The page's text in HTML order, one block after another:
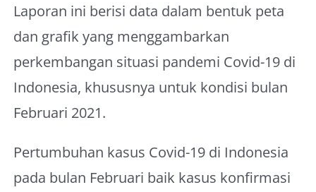
Laporan ini berisi data dalam bentuk peta
dan grafik yang menggambarkan
perkembangan situasi pandemi Covid-19 di
Indonesia, khususnya untuk kondisi bulan
Februari 2021.
Pertumbuhan kasus Covid-19 di Indonesia
pada bulan Februari baik kasus konfirmasi